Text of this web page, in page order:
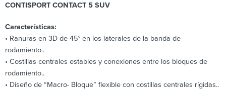
CONTISPORT CONTACT 5 SUV
Características:
• Ranuras en 3D de 45° en los laterales de la banda de
rodamiento..
• Costillas centrales estables y conexiones entre los bloques de
rodamiento..
• Diseño de “Macro- Bloque” flexible con costillas centrales rígidas..